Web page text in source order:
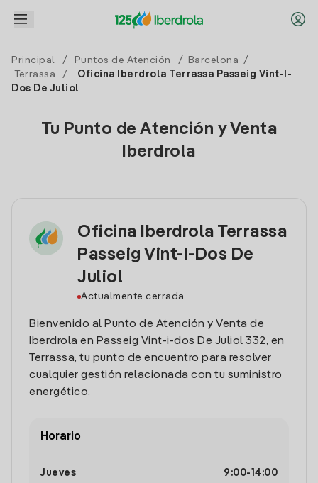
Principal / Puntos de Atención / Barcelona
/
Terrassa
/
Oficina Iberdrola Terrassa Passeig Vint-I-
Dos De Juliol
Tu Punto de Atención y Venta
Iberdrola
Oficina Iberdrola Terrassa
Passeig Vint-I-Dos De
Juliol
Actualmente cerrada
Bienvenido al Punto de Atención y Venta de
Iberdrola en Passeig Vint-i-dos De Juliol 332, en
Terrassa, tu punto de encuentro para resolver
cualquier gestión relacionada con tu suministro
energético.
Horario
Jueves 9:00- 14:00